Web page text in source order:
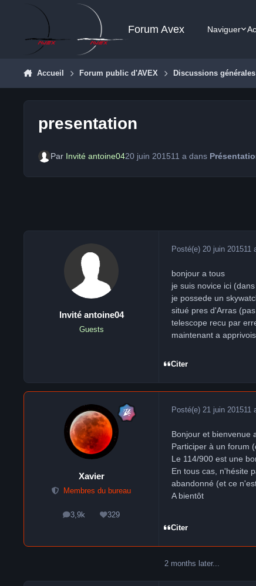
Aller au contenu
Forum Avex Naviguer
Accueil Forum public d'AVEX Discussions générales
presentation
Par Invité antoine0420 juin 201511 adans
Invité antoine04
Guests
Posté(e) 20 juin 201511
bonjour a tous
je suis novice ici
je possede un
situé pres d'Arras
telescope recu par
maintenant a
Citer
Xavier
Membres du bureau
3,9k
messages329
Réputation
Posté(e) 21 juin 201511
Bonjour et bienvenue
Participer à un forum
Le 114/900 est une
En tous cas, n'hésite
abandonné (et ce
A bientôt
Citer
2 months later...